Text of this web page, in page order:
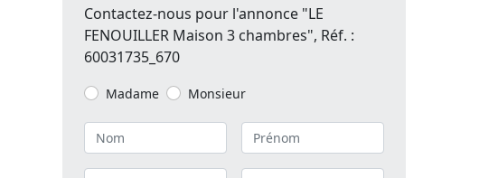
Contactez-nous pour l'annonce "LE
FENOUILLER Maison 3 chambres", Réf. :
60031735_670
Madame Monsieur